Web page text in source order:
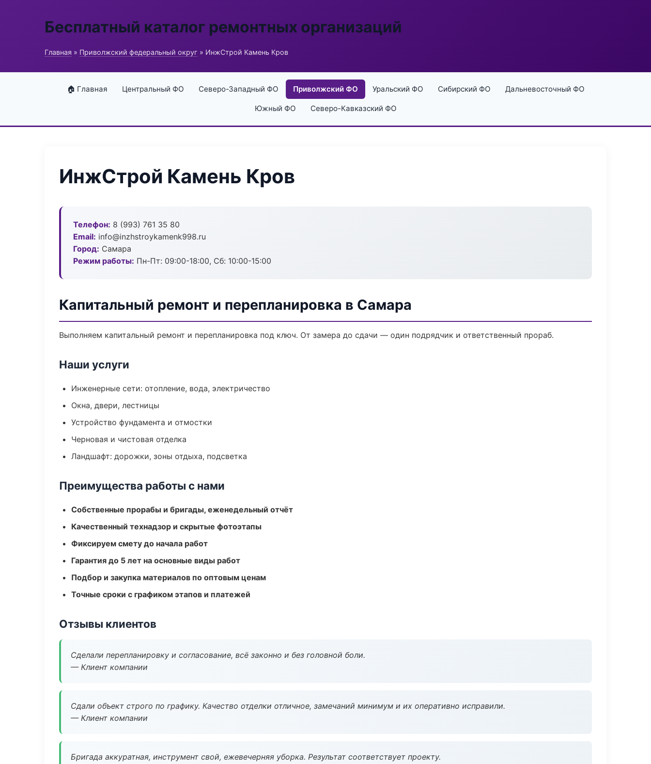
Бесплатный каталог ремонтных организаций
Главная » Приволжский федеральный округ » ИнжСтрой Камень Кров
🏠 Главная Центральный ФО Северо-Западный ФО Приволжский ФО Уральский ФО Сибирский ФО Дальневосточный ФО
Южный ФО Северо-Кавказский ФО
ИнжСтрой Камень Кров
Телефон: 8 (993) 761 35 80
Email: info@inzhstroykamenk998.ru
Город: Самара
Режим работы: Пн-Пт: 09:00-18:00, Сб: 10:00-15:00
Капитальный ремонт и перепланировка в Самара
Выполняем капитальный ремонт и перепланировка под ключ. От замера до сдачи — один подрядчик и ответственный прораб.
Наши услуги
Инженерные сети: отопление, вода, электричество
Окна, двери, лестницы
Устройство фундамента и отмостки
Черновая и чистовая отделка
Ландшафт: дорожки, зоны отдыха, подсветка
Преимущества работы с нами
Собственные прорабы и бригады, еженедельный отчёт
Качественный технадзор и скрытые фотоэтапы
Фиксируем смету до начала работ
Гарантия до 5 лет на основные виды работ
Подбор и закупка материалов по оптовым ценам
Точные сроки с графиком этапов и платежей
Отзывы клиентов
Сделали перепланировку и согласование, всё законно и без головной боли.
— Клиент компании
Сдали объект строго по графику. Качество отделки отличное, замечаний минимум и их оперативно исправили.
— Клиент компании
Бригада аккуратная, инструмент свой, ежевечерняя уборка. Результат соответствует проекту.